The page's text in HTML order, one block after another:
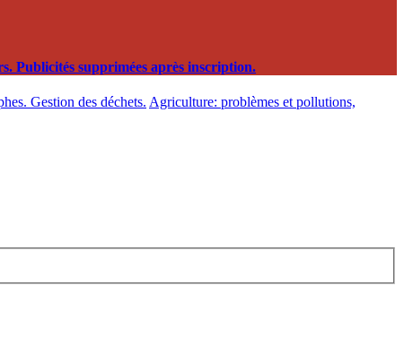
Publicités supprimées après inscription.
Gestion des déchets. Agriculture: problèmes et pollutions,